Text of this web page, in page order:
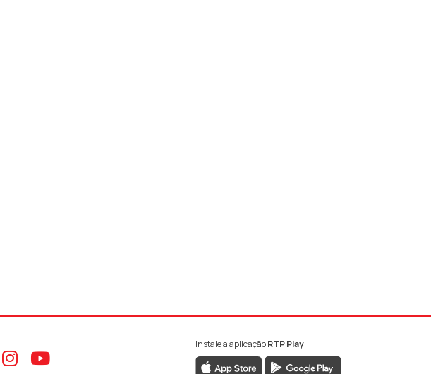
Aceder ao Facebook da RTP Antena 1
Aceder ao Instagram da RTP Antena 1
Aceder ao YouTube da RTP Antena 1
Instale a aplicaçãoRTP Play